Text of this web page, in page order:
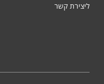
ליצירת קשר